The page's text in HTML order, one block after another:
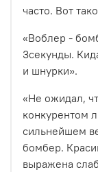
часто. Вот
«Воблер -
3секунды.
и шнурки».
«Не ожидал,
конкурентом
сильнейшем
бомбер.
выражена